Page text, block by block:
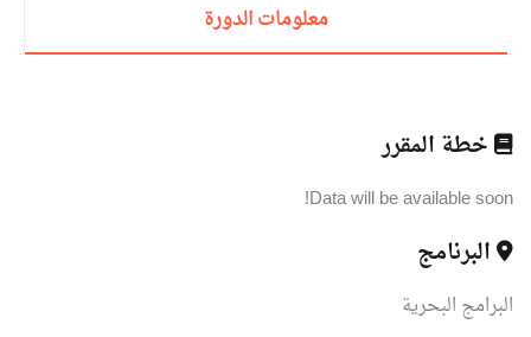
تواصل معنا خريطة الموقع
معلومات الدورة
خطة المقرر
Data will be available soon!
البرنامج
البرامج البحرية